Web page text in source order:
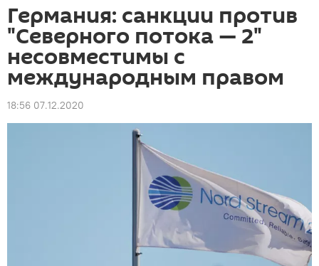
Германия: санкции против
"Северного потока — 2"
несовместимы с
международным правом
18:56 07.12.2020